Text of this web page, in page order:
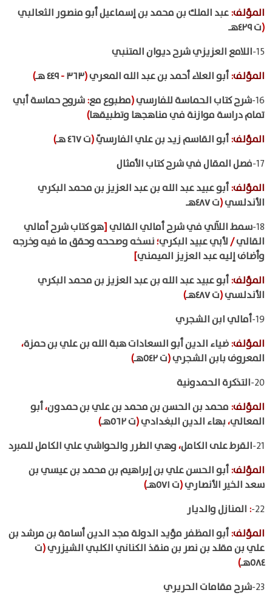
المؤلف:عبد الملك بن محمد بن إسماعيل أبو منصور الثعالبي
(ت ٤٢٩هـ
15- اللامع العزيزي شرح ديوان المتنبي
المؤلف:أبو العلاء أحمد بن عبد الله المعري(٣٦٣-
)
16- شرح كتاب الحماسة للفارسي(مطبوع مع:شروح حماسة أبي
تمام دراسة موازنة في مناهجها وتطبيقها)
المؤلف:أبو القاسم زيد بن علي الفارسيّ(ت ٤٦٧ هـ
)
17- فصل المقال في شرح كتاب الأمثال
المؤلف:أبو عبيد عبد الله بن عبد العزيز بن محمد البكري
الأندلسي(ت ٤٨٧هـ
18- سمط اللآلي في شرح أمالي القالي[هو كتاب شرح أمالي
القالي/لأبي عبيد البكري؛نسخه وصححه وحقق ما فيه وخرجه
وأضاف إليه عبد العزيز الميمني]
المؤلف:أبو عبيد عبد الله بن عبد العزيز بن محمد البكري
الأندلسي(ت ٤٨٧هـ
)
19- أمالي ابن الشجري
المؤلف:ضياء الدين أبو السعادات هبة الله بن علي بن حمزة،
المعروف بابن الشجري(ت ٥٤٢هـ
)
20- التذكرة الحمدونية
المؤلف: محمد بن الحسن بن محمد بن علي بن حمدون،أبو
المعالي،بهاء الدين البغدادي(ت ٥٦٢هـ
)
21- القرط على الكامل،وهي الطرر والحواشي علي الكامل للمبرد
المؤلف:أبو الحسن علي بن إبراهيم بن محمد بن عيسي بن
سعد الخير الأنصاري(ت ٥٧١هـ
)
22-
: المنازل والديار
المؤلف:أبو المظفر مؤيد الدولة مجد الدين أسامة بن مرشد بن
علي بن مقلد بن نصر بن منقذ الكناني الكلبي الشيزري(ت
٥٨٤هـ
)
23- شرح مقامات الحريري